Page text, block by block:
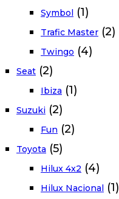
Symbol (1)
Trafic Master (2)
Twingo (4)
Seat (2)
Ibiza (1)
Suzuki (2)
Fun (2)
Toyota (5)
Hilux 4x2 (4)
Hilux Nacional (1)